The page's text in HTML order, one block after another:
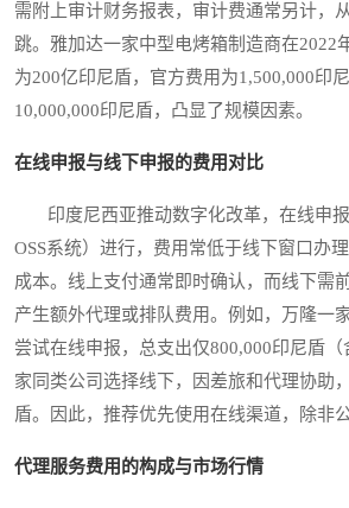
需附上审计财务报表，审计费通常另计，
跳。雅加达一家中型电烤箱制造商在2022
为200亿印尼盾，官方费用为1,500,000印
10,000,000印尼盾，凸显了规模因素。
在线申报与线下申报的费用对比
印度尼西亚推动数字化改革，在线申报
OSS系统）进行，费用常低于线下窗口办
成本。线上支付通常即时确认，而线下需
产生额外代理或排队费用。例如，万隆一
尝试在线申报，总支出仅800,000印尼盾
家同类公司选择线下，因差旅和代理协助
盾。因此，推荐优先使用在线渠道，除非
代理服务费用的构成与市场行情